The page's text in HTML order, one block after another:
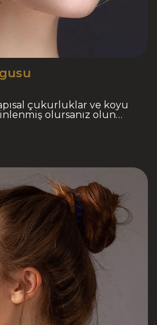
çukurluklar ve koyu
olursanız olun